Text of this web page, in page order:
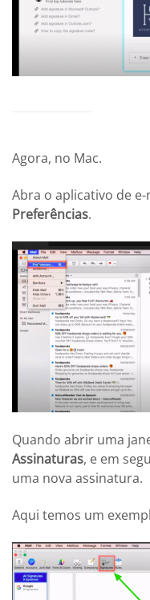
Agora, no Mac.
Abra o aplicativo de
Preferências.
Quando abrir uma
Assinaturas, e em
uma nova assinatura.
Aqui temos um